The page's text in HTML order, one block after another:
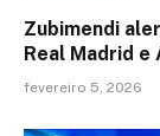
Zubimendi
Real Madrid
fevereiro 5, 2026